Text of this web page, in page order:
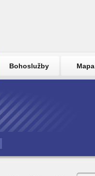
Bohoslužby Mapa